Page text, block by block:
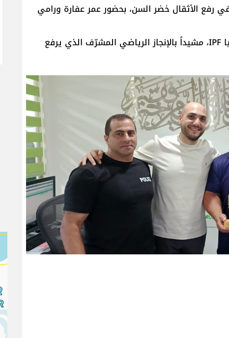
رفع الأثقال خضر السن، بحضور عمر عفارة ورامي
حيث هنأه على إحراز المركز الأول في بطولة غرب آسيا IPF، مشيداً بالإنجاز الرياضي المشرّف الذي يرفع